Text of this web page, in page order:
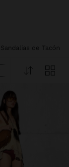
Sandalias de Tacón